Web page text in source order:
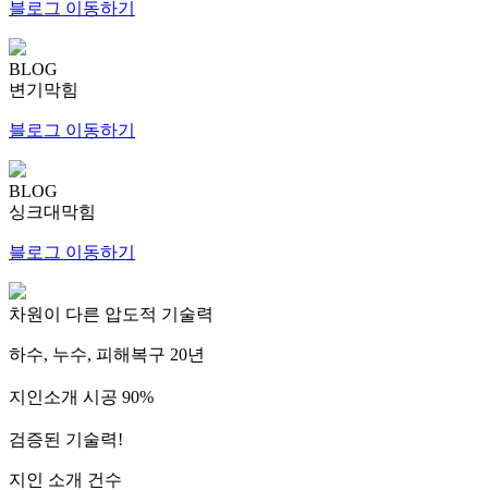
블로그 이동하기
BLOG
변기막힘
블로그 이동하기
BLOG
싱크대막힘
블로그 이동하기
차원이 다른 압도적 기술력
하수, 누수, 피해복구 20년
지인소개 시공 90%
검증된 기술력!
지인 소개 건수